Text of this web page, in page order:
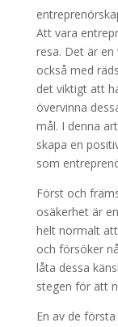
Att vara
resa. Det är
också med
det viktigt att
övervinna
mål. I denna
skapa en
som
Först och
osäkerhet är
helt normalt
och försöker
låta dessa
stegen för att
En av de